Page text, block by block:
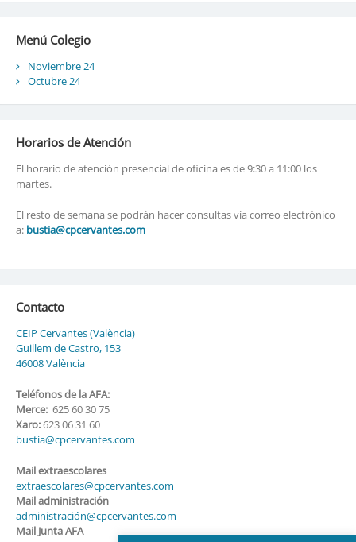
Menú Colegio
Noviembre 24
Octubre 24
Horarios de Atención
El horario de atención presencial de oficina es de 9:30 a 11:00 los
martes.
El resto de semana se podrán hacer consultas vía correo electrónico
a: bustia@cpcervantes.com
Contacto
CEIP Cervantes (València)
Guillem de Castro, 153
46008 València
Teléfonos de la AFA:
Merce:625 60 30 75
Xaro:623 06 31 60
bustia@cpcervantes.com
Mail extraescolares
extraescolares@cpcervantes.com
Mail administración
administración@cpcervantes.com
Mail Junta AFA